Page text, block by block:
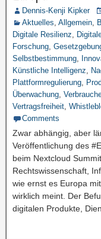
Dennis-Kenji Kipker
Aktuelles, Allgemein,
Digitale Resilienz,
Forschung,
Selbstbestimmung,
Künstliche Intelligenz,
Plattformregulierung,
Überwachung,
Vertragsfreiheit,
Comments
Zwar abhängig, aber
Veröffentlichung des
beim Nextcloud
Rechtswissenschaft,
wie ernst es Europa
wirklich meint. Der
digitalen Produkte,